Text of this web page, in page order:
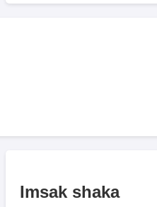
Imsak shaka